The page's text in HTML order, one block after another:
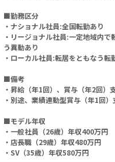
■勤務区分
・ナショナル社員:全国転勤あり
・リージョナル社員:一定地域内で
う異動あり
・ローカル社員:転居をともなう転
■備考
・昇給（年1回）、賞与（年2回）
・別途、業績連動型賞与（年1回）
■モデル年収
・一般社員（26歳）年収400万円
・店長職（29歳）年収480万円
・SV（35歳）年収580万円